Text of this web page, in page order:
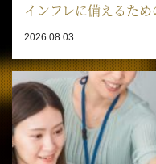
インフレに備えるた
2026.08.03